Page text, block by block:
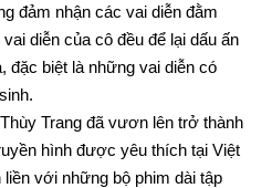
đảm nhận các vai diễn đằm
diễn của cô đều để lại dấu ấn
đặc biệt là những vai diễn có
Trang đã vươn lên trở thành
hình được yêu thích tại Việt
với những bộ phim dài tập